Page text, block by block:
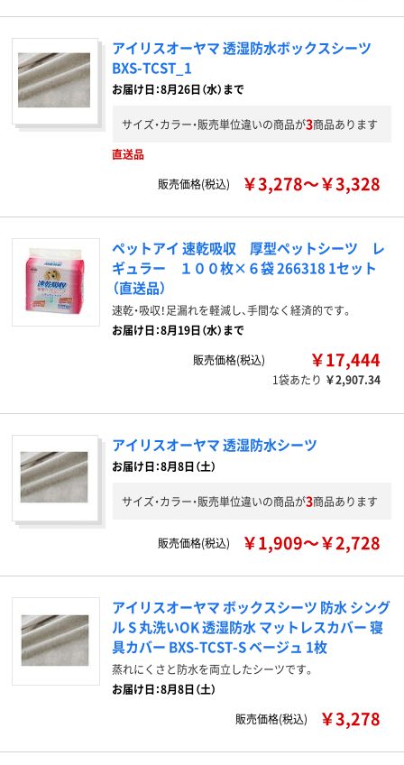
アイリスオーヤマ 透湿防水ボックスシーツ
BXS-TCST_1
お届け日：8月26日（水）まで
サイズ・カラー・販売単位違いの商品が3商品あります
直送品
販売価格(税込)
￥3,278～￥3,328
ペットアイ 速乾吸収 厚型ペットシーツ レ
ギュラー １００枚×６袋 266318 1セット
（直送品）
速乾・吸収！足漏れを軽減し、手間なく経済的です。
お届け日：8月19日（水）まで
販売価格(税込)
￥17,444
1袋あたり ￥2,907.34
アイリスオーヤマ 透湿防水シーツ
お届け日：8月8日（土）
サイズ・カラー・販売単位違いの商品が3商品あります
販売価格(税込) ￥1,909～￥2,728
アイリスオーヤマ ボックスシーツ 防水 シング
ル S 丸洗いOK 透湿防水 マットレスカバー 寝
具カバー BXS-TCST-S ベージュ 1枚
蒸れにくさと防水を両立したシーツです。
お届け日：8月8日（土）
販売価格(税込)
￥3,278